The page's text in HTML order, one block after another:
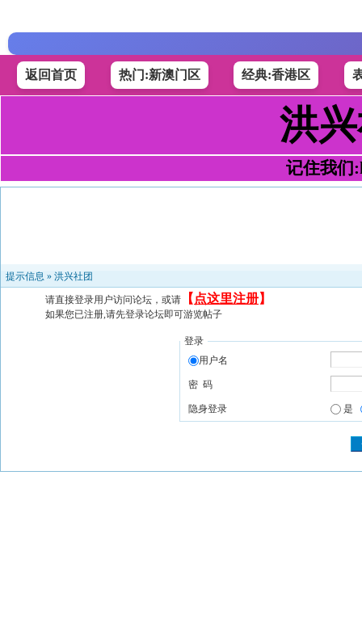
返回首页 热门:新澳门区 经典:香港区
洪
记住我们
提示信息 » 洪兴社团
请直接登录用户访问论坛，或请 【 点这里注册】
如果您已注册,请先登录论坛即可游览帖子
登录
用户名
密 码
隐身登录 是